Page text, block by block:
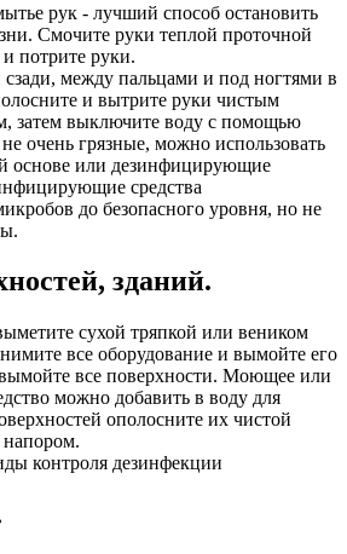
рук - лучший способ остановить
Смочите руки теплой проточной
потрите руки.
между пальцами и под ногтями в
и вытрите руки чистым
затем выключите воду с помощью
очень грязные, можно использовать
основе или дезинфицирующие
средства
до безопасного уровня, но не
зданий.
сухой тряпкой или веником
все оборудование и вымойте его
все поверхности. Моющее или
можно добавить в воду для
ополосните их чистой